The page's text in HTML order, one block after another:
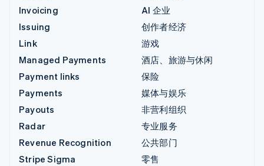
Invoicing
Issuing
Link
Managed Payments
Payment links
Payments
Payouts
Radar
Revenue Recognition
Stripe Sigma
AI 企业
创作者经济
游戏
酒店、旅游与休闲
保险
媒体与娱乐
非营利组织
专业服务
公共部门
零售